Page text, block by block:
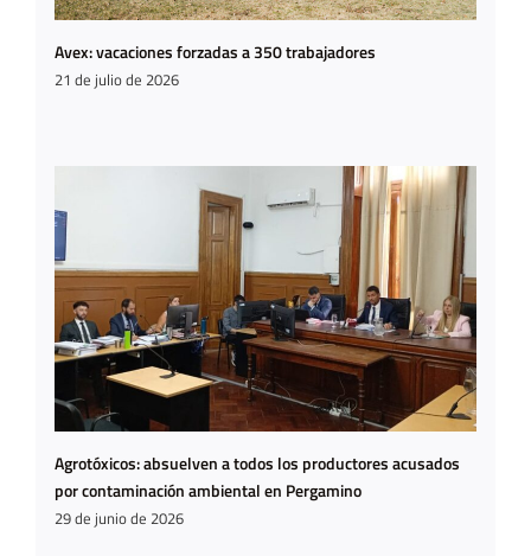
Avex: vacaciones forzadas a 350 trabajadores
21 de julio de 2026
Agrotóxicos: absuelven a todos los productores acusados
por contaminación ambiental en Pergamino
29 de junio de 2026